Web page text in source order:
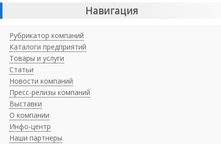
Навигация
Рубрикатор компаний
Каталоги предприятий
Товары и услуги
Статьи
Новости компаний
Пресс-релизы компаний
Выставки
О компании
Инфо-центр
Наши партнеры